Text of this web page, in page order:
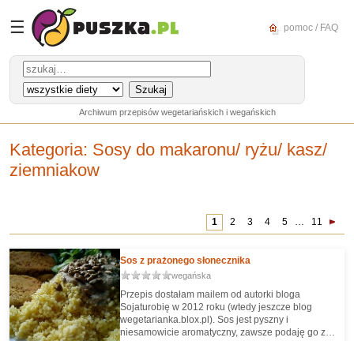
☰ pomoc / FAQ
Archiwum przepisów wegetariańskich i wegańskich
Kategoria: Sosy do makaronu/ ryżu/ kasz/
ziemniakow
1 2 3 4 5 … 11
Sos z prażonego słonecznika
wegańska
Przepis dostałam mailem od autorki bloga
Sojaturobię w 2012 roku (wtedy jeszcze blog
wegetarianka.blox.pl). Sos jest pyszny i
niesamowicie aromatyczny, zawsze podaję go z